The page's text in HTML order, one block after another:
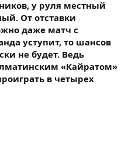
у руля местный
От отставки
даже матч с
уступит, то шансов
не будет. Ведь
«Кайратом»
в четырех